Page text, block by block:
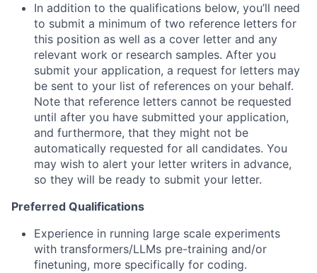
In addition to the qualifications below, you’ll need
to submit a minimum of two reference letters for
this position as well as a cover letter and any
relevant work or research samples. After you
submit your application, a request for letters may
be sent to your list of references on your behalf.
Note that reference letters cannot be requested
until after you have submitted your application,
and furthermore, that they might not be
automatically requested for all candidates. You
may wish to alert your letter writers in advance,
so they will be ready to submit your letter.
Preferred Qualifications
Experience in running large scale experiments
with transformers/LLMs pre-training and/or
finetuning, more specifically for coding.